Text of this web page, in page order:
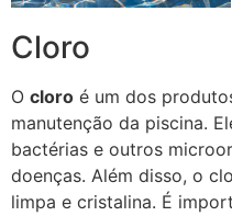
Cloro
O cloro é um dos
manutenção da piscina.
bactérias e outros
doenças. Além disso, o
limpa e cristalina. É